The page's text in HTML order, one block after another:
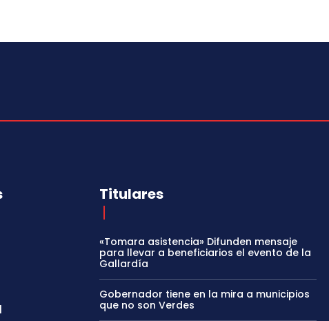
Titulares
«Tomara asistencia» Difunden mensaje
para llevar a beneficiarios el evento de la
Gallardía
Gobernador tiene en la mira a municipios
que no son Verdes